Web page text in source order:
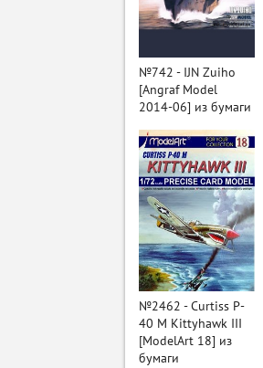
№742 - IJN Zuiho
[Angraf Model
2014-06] из бумаги
№2462 - Curtiss P-
40 M Kittyhawk III
[ModelArt 18] из
бумаги